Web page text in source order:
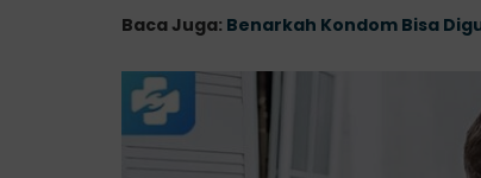
Baca Juga: Benarkah Kondom Bisa